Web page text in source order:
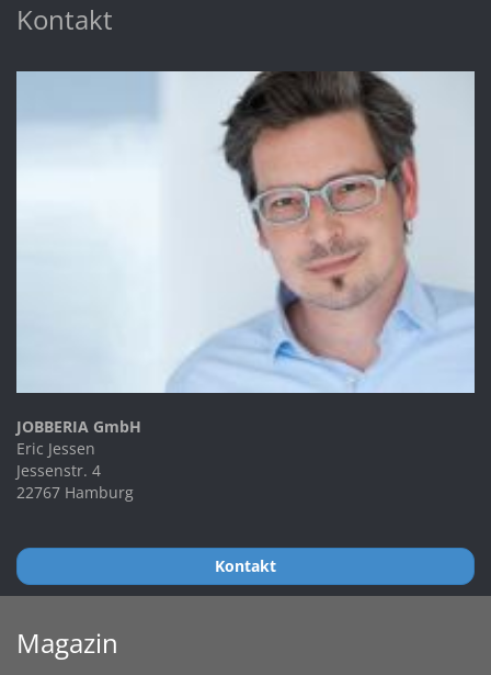
Kontakt
JOBBERIA GmbH
Eric Jessen
Jessenstr. 4
22767 Hamburg
Kontakt
Magazin